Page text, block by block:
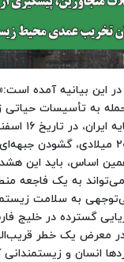
این بیانیه آمده
به تأسیسات حیاتی
مصادف با ۷ مارس ۲۰۲۶ میلادی،
اساس، باید این
به یک فاجعه
به سلامت
گسترده در خلیج
در معرض یک خطر
انسان و